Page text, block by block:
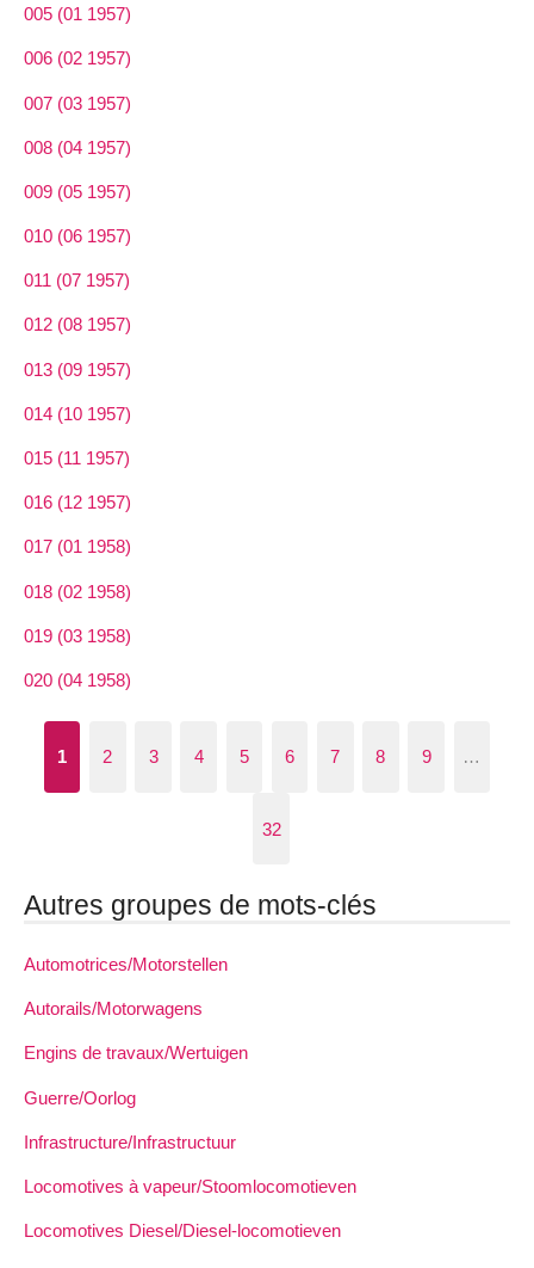
005 (01 1957)
006 (02 1957)
007 (03 1957)
008 (04 1957)
009 (05 1957)
010 (06 1957)
011 (07 1957)
012 (08 1957)
013 (09 1957)
014 (10 1957)
015 (11 1957)
016 (12 1957)
017 (01 1958)
018 (02 1958)
019 (03 1958)
020 (04 1958)
1 2 3 4 5 6 7 8 9 …
32
Autres groupes de mots-clés
Automotrices/Motorstellen
Autorails/Motorwagens
Engins de travaux/Wertuigen
Guerre/Oorlog
Infrastructure/Infrastructuur
Locomotives à vapeur/Stoomlocomotieven
Locomotives Diesel/Diesel-locomotieven